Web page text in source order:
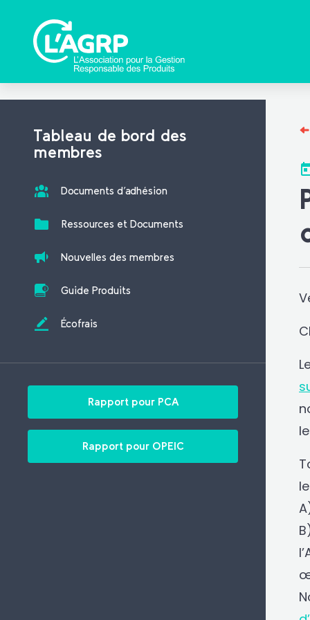
Tableau de bord des
membres
Documents d’adhésion
Ressources et Documents
Nouvelles des membres
Guide Produits
Écofrais
Rapport pour PCA
Rapport pour OPEIC